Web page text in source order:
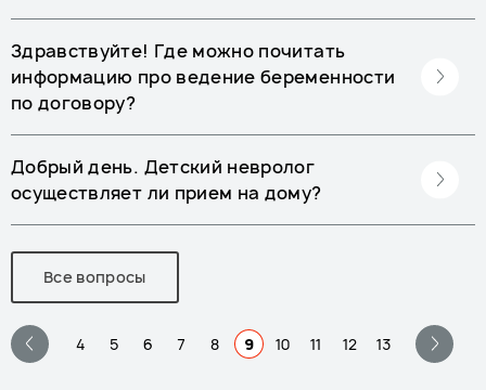
Здравствуйте! Где можно почитать
информацию про ведение беременности
по договору?
Добрый день. Детский невролог
осуществляет ли прием на дому?
Все вопросы
4 5 6 7 8 9 10 11 12 13